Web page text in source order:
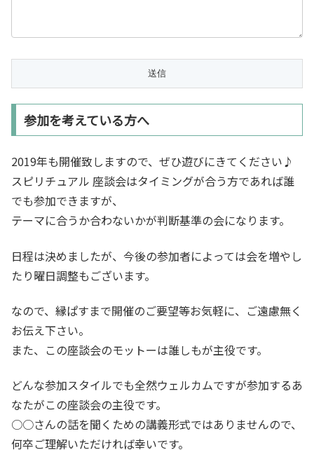
参加を考えている方へ
2019年も開催致しますので、ぜひ遊びにきてください♪
スピリチュアル 座談会はタイミングが合う方であれば誰
でも参加できますが、
テーマに合うか合わないかが判断基準の会になります。
日程は決めましたが、今後の参加者によっては会を増やし
たり曜日調整もございます。
なので、縁ぱすまで開催のご要望等お気軽に、ご遠慮無く
お伝え下さい。
また、この座談会のモットーは誰しもが主役です。
どんな参加スタイルでも全然ウェルカムですが参加するあ
なたがこの座談会の主役です。
○○さんの話を聞くための講義形式ではありませんので、
何卒ご理解いただければ幸いです。